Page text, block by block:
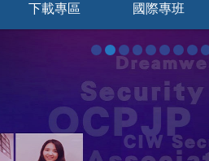
下載專區 國際專班